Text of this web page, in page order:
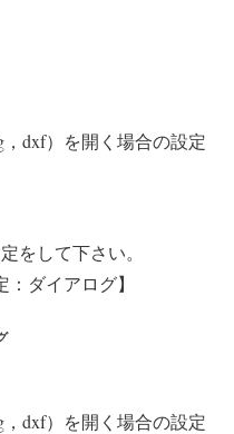
dxf）を開く場合の設定
をして下さい。
ダイアログ】
dxf）を開く場合の設定